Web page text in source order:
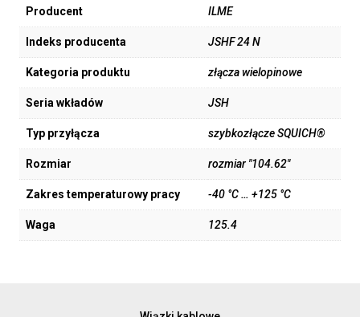
Producent ILME
Indeks producenta JSHF 24 N
Kategoria produktu złącza wielopinowe
Seria wkładów JSH
Typ przyłącza szybkozłącze SQUICH®
Rozmiar rozmiar "104.62"
Zakres temperaturowy pracy -40 °C … +125 °C
Waga 125.4